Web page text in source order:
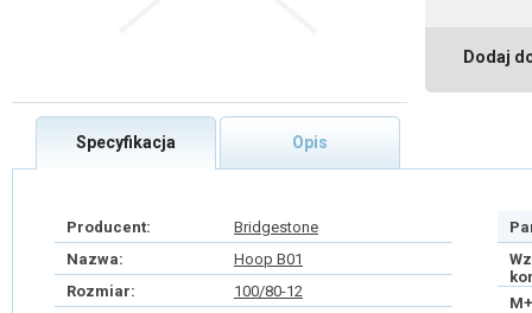
Dodaj
Specyfikacja Opis
Producent:
Bridgestone
Nazwa:
Hoop B01
Rozmiar:
100/80-12